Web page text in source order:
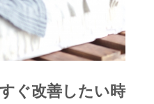
すぐ改善したい時